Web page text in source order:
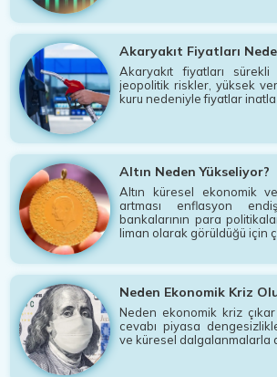
Akaryakıt Fiyatları
Akaryakıt fiyatları
jeopolitik riskler, yüksek
kuru nedeniyle fiyatlar inatla
Altın Neden Yükseliyor?
Altın küresel ekonomik
artması enflasyon
bankalarının para
liman olarak görüldüğü için
Neden Ekonomik Kriz
Neden ekonomik kriz
cevabı piyasa
ve küresel dalgalanmalarla